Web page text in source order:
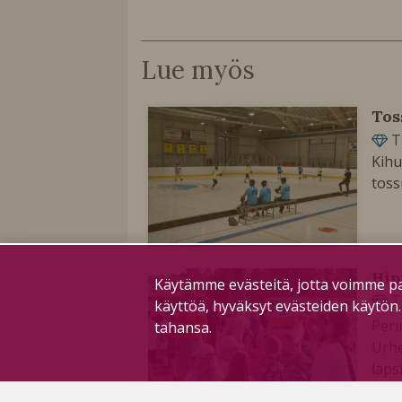
Lue myös
Käytämme evästeitä, jotta voimme
käyttöä, hyväksyt evästeiden
tahansa.